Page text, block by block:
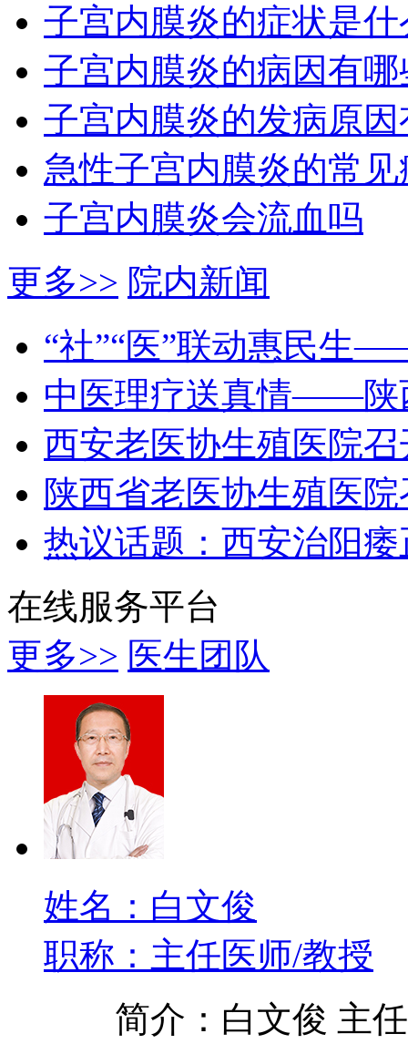
子宫内膜炎的症状是
子宫内膜炎的病因有哪
子宫内膜炎的发病原
急性子宫内膜炎的常
子宫内膜炎会流血吗
更多>> 院内新闻
“社”“医”联动惠民生
中医理疗送真情——陕
西安老医协生殖医院
陕西省老医协生殖医
热议话题：西安治阳
在线服务平台
更多>> 医生团队
姓名：白文俊
职称：主任医师/教授
简介：白文俊 主任